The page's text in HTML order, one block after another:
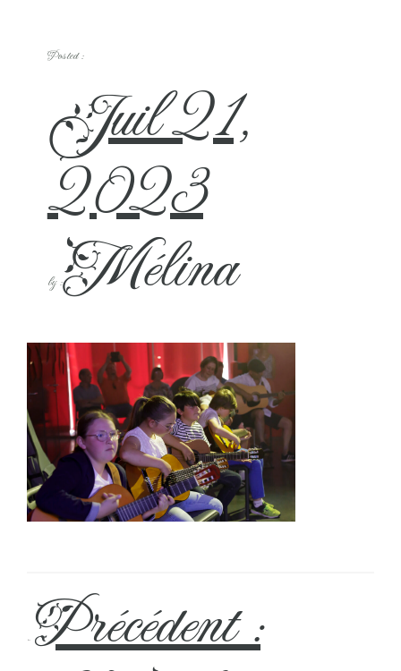
Posted :
Juil 21,
2023
by :Mélina
←
Précédent :